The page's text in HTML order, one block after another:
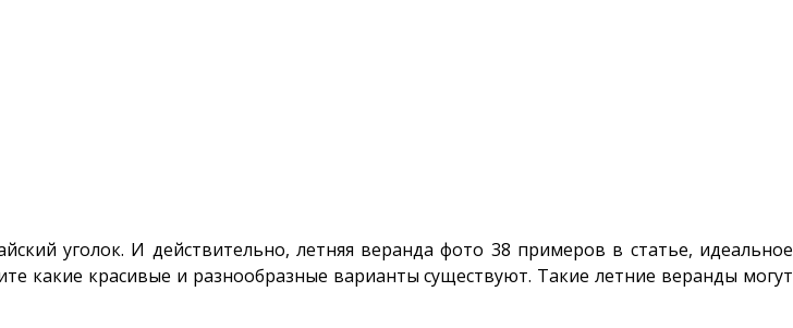
уголок. И действительно, летняя веранда фото 38 примеров в статье, идеальное
какие красивые и разнообразные варианты существуют. Такие летние веранды могут